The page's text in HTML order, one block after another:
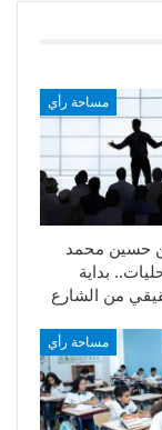
مساحة رأي
حسين محمد
بداية
من الشارع
مساحة رأي